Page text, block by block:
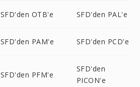
SFD'den OTB'e SFD'den PAL'e
SFD'den PAM'e SFD'den PCD'e
SFD'den PFM'e
SFD'den
PICON'e